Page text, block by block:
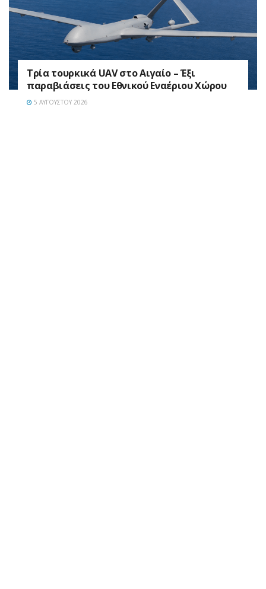
Τρία τουρκικά UAV στο Αιγαίο – Έξι
παραβιάσεις του Εθνικού Εναέριου Χώρου
5 ΑΥΓΟΎΣΤΟΥ 2026